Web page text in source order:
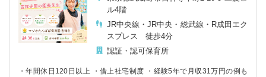
ル4階
JR中央線・JR中央・総武線・R成田エク
スプレス 徒歩4分
認証・認可保育所
・年間休日120日以上 ・借上社宅制度 ・経験5年で月収31万円の例も